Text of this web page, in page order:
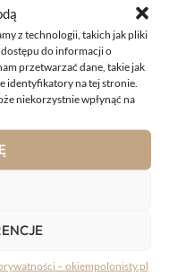
z technologii, takich jak pliki
do informacji o
przetwarzać dane, takie jak
identyfikatory na tej stronie.
niekorzystnie wpłynąć na
– okiempolonisty.pl